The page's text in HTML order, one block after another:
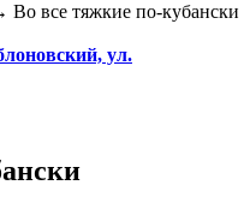
Во все тяжкие по-кубански
ул.